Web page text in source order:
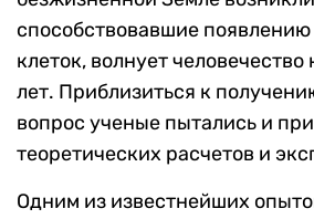
способствовавшие
клеток, волнует
лет. Приблизиться к
вопрос ученые пытались и
теоретических расчетов и
Одним из известнейших